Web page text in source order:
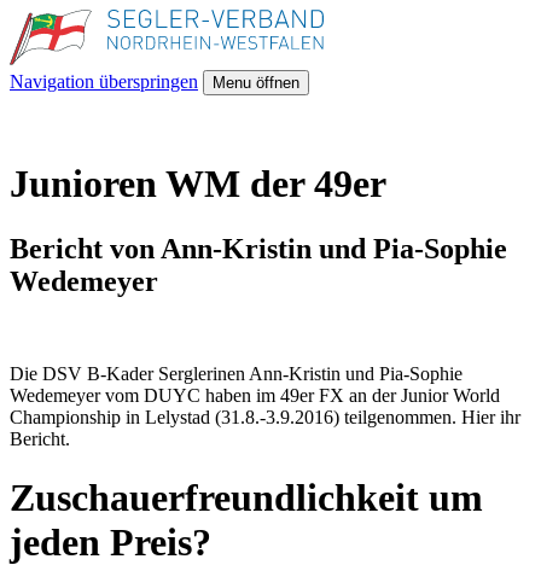
Navigation überspringen Menu öffnen
Junioren WM der 49er
Bericht von Ann-Kristin und Pia-Sophie
Wedemeyer
Die DSV B-Kader Serglerinen Ann-Kristin und Pia-Sophie
Wedemeyer vom DUYC haben im 49er FX an der Junior World
Championship in Lelystad (31.8.-3.9.2016) teilgenommen. Hier ihr
Bericht.
Zuschauerfreundlichkeit um
jeden Preis?